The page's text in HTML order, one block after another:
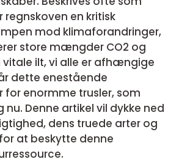
regnskoven en kritisk
mod klimaforandringer,
store mængder CO2 og
ilt, vi alle er afhængige
dette enestående
for enormme trusler, som
Denne artikel vil dykke ned
dens truede arter og
at beskytte denne